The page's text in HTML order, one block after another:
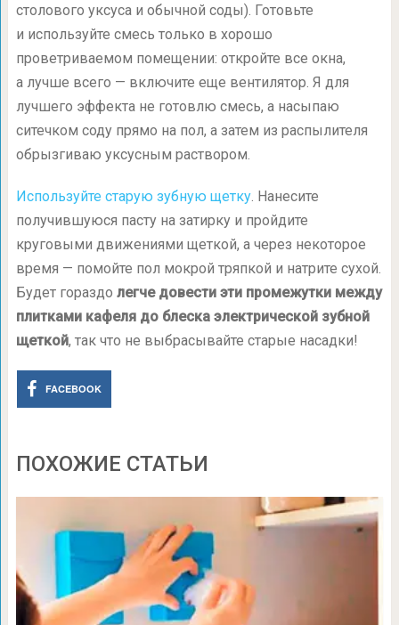
столового уксуса и обычной соды). Готовьте
и используйте смесь только в хорошо
проветриваемом помещении: откройте все окна,
а лучше всего — включите еще вентилятор. Я для
лучшего эффекта не готовлю смесь, а насыпаю
ситечком соду прямо на пол, а затем из распылителя
обрызгиваю уксусным раствором.
Используйте старую зубную щетку. Нанесите
получившуюся пасту на затирку и пройдите
круговыми движениями щеткой, а через некоторое
время — помойте пол мокрой тряпкой и натрите сухой.
Будет гораздо легче довести эти промежутки между
плитками кафеля до блеска электрической зубной
щеткой, так что не выбрасывайте старые насадки!
FACEBOOK
ПОХОЖИЕ СТАТЬИ